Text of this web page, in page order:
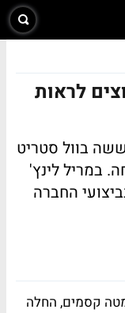
לראות
בוול סטריט
במריל לינץ'
החברה
קסמים, החלה